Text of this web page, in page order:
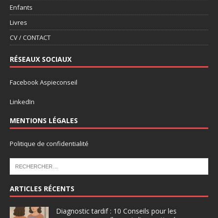
Enfants
Livres
CV / CONTACT
RÉSEAUX SOCIAUX
Facebook Aspieconseil
LinkedIn
MENTIONS LÉGALES
Politique de confidentialité
ARTICLES RÉCENTS
Diagnostic tardif : 10 Conseils pour les